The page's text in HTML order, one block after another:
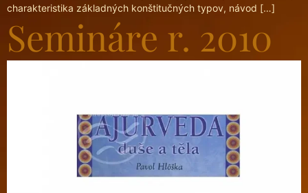
charakteristika základných konštitučných typov, návod […]
Semináre r. 2010